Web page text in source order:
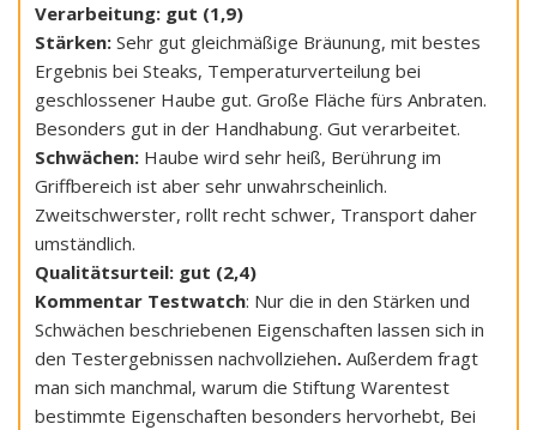
Verarbeitung: gut (1,9)
Stärken: Sehr gut gleichmäßige Bräunung, mit bestes
Ergebnis bei Steaks, Temperaturverteilung bei
geschlossener Haube gut. Große Fläche fürs Anbraten.
Besonders gut in der Handhabung. Gut verarbeitet.
Schwächen: Haube wird sehr heiß, Berührung im
Griffbereich ist aber sehr unwahrscheinlich.
Zweitschwerster, rollt recht schwer, Transport daher
umständlich.
Qualitätsurteil: gut (2,4)
Kommentar Testwatch: Nur die in den Stärken und
Schwächen beschriebenen Eigenschaften lassen sich in
den Testergebnissen nachvollziehen. Außerdem fragt
man sich manchmal, warum die Stiftung Warentest
bestimmte Eigenschaften besonders hervorhebt, Bei